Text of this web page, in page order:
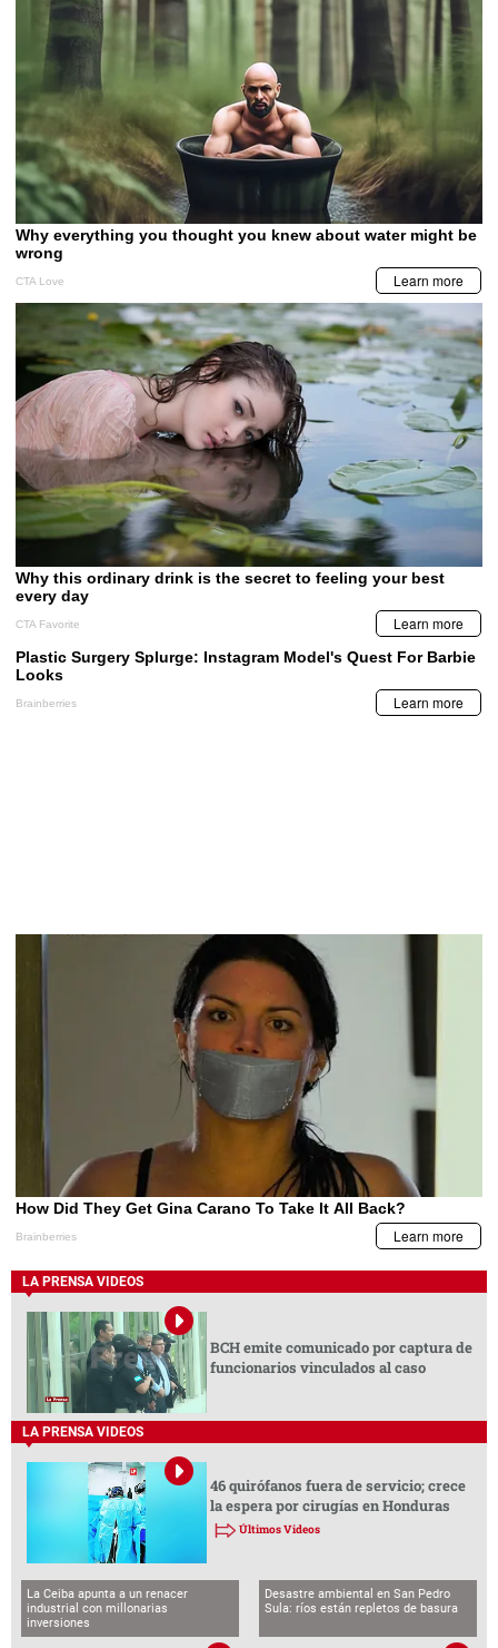
LA PRENSA VIDEOS
BCH emite comunicado por captura de
funcionarios vinculados al caso
LA PRENSA VIDEOS
46 quirófanos fuera de servicio; crece
la espera por cirugías en Honduras
Últimos Videos
La Ceiba apunta a un renacer
industrial con millonarias
inversiones
Desastre ambiental en San Pedro
Sula: ríos están repletos de basura